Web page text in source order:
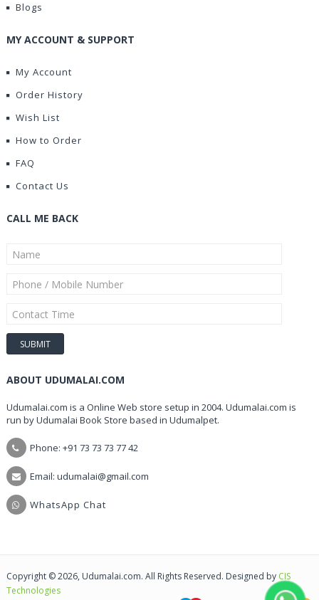
Blogs
MY ACCOUNT & SUPPORT
My Account
Order History
Wish List
How to Order
FAQ
Contact Us
CALL ME BACK
ABOUT UDUMALAI.COM
Udumalai.com is a Online Web store setup in 2004. Udumalai.com is
run by Udumalai Book Store based in Udumalpet.
Phone: +91 73 73 73 77 42
Email: udumalai@gmail.com
WhatsApp Chat
Copyright © 2026, Udumalai.com. All Rights Reserved. Designed by CIS
Technologies